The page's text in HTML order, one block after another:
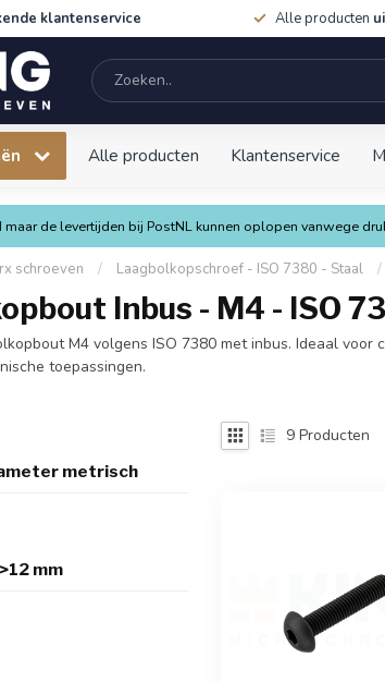
klantenservice Alle producten
Alle producten Klantenservice
maar de levertijden bij PostNL kunnen oplopen vanwege
schroeven / Laagbolkopschroef - ISO 7380 - Staal /
Inbus - M4 - ISO
M4 volgens ISO 7380 met inbus. Ideaal
toepassingen.
metrisch
mm
9 Producten